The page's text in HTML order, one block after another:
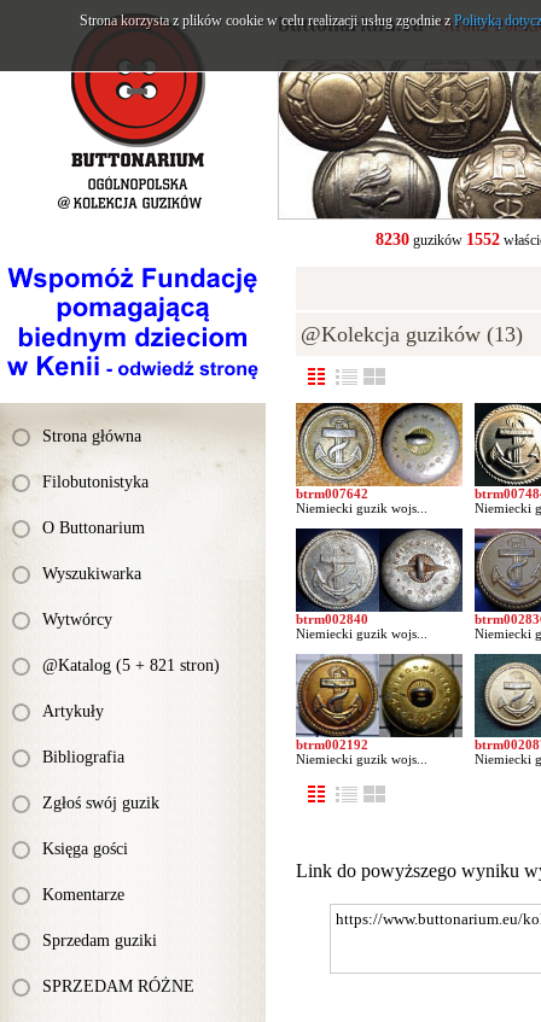
Strona główna
Filobutonistyka
O Buttonarium
Wyszukiwarka
Wytwórcy
@Katalog (5 + 821 stron)
Artykuły
Bibliografia
Zgłoś swój guzik
Księga gości
Komentarze
Sprzedam guziki
SPRZEDAM RÓŻNE
buttonarium.eu- Strona
8230guzików 1552
@Kolekcja guzików (13)
btrm007642
Niemiecki guzik wojs...
Niemiecki
btrm002840
Niemiecki guzik wojs...
Niemiecki
btrm002192
Niemiecki guzik wojs...
Niemiecki
Link do powyższego wyniku
Strona korzysta z plików cookie w celu realizacji usług zgodnie zPolityką